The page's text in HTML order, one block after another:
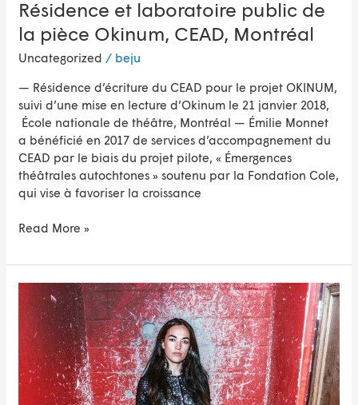
Résidence et laboratoire public de
la pièce Okinum, CEAD, Montréal
Uncategorized / beju
— Résidence d’écriture du CEAD pour le projet OKINUM,
suivi d’une mise en lecture d’Okinum le 21 janvier 2018,
École nationale de théâtre, Montréal — Émilie Monnet
a bénéficié en 2017 de services d’accompagnement du
CEAD par le biais du projet pilote, « Émergences
théâtrales autochtones » soutenu par la Fondation Cole,
qui vise à favoriser la croissance
Read More »
Émilie
Monnet
en
couverture
la
revue